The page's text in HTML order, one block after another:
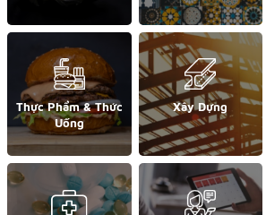
Thực Phẩm & Thức
Uống
Xây Dựng